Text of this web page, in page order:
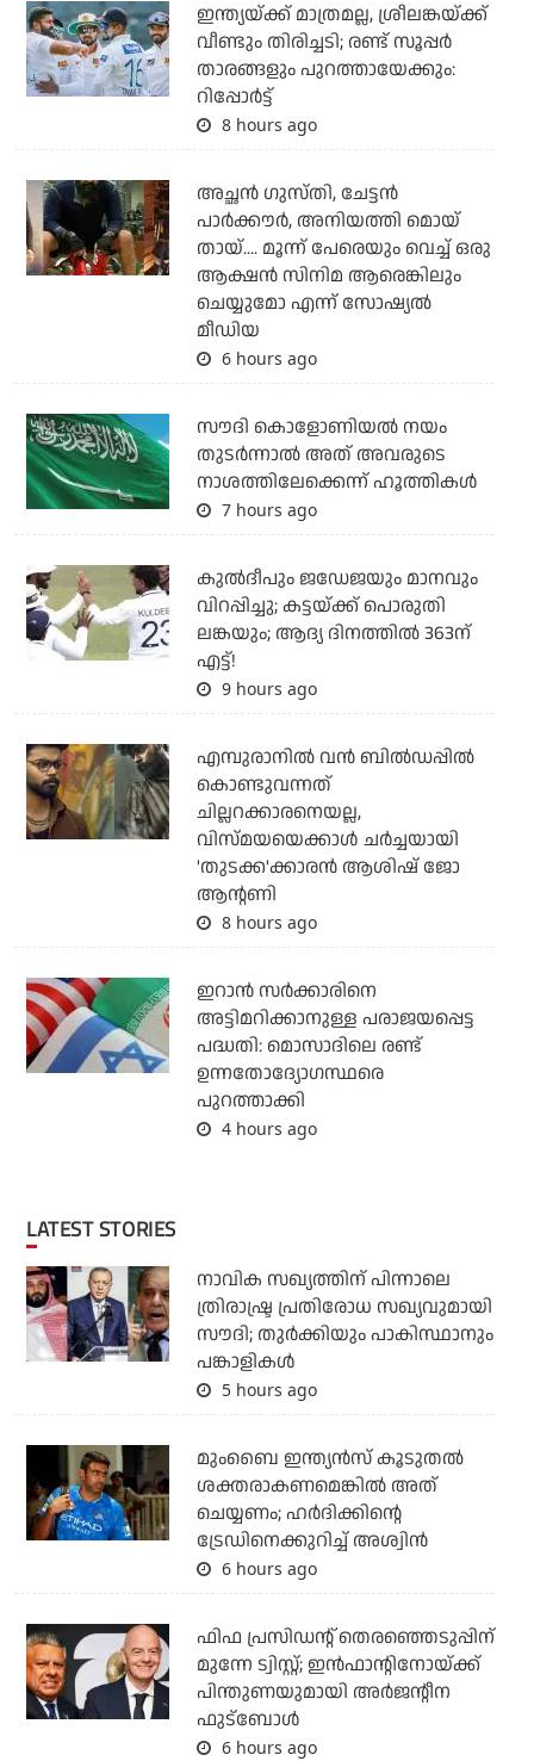
ഇന്ത്യയ്ക്ക് മാത്രമല്ല, ശ്രീലങ്കയ്ക്ക്
വീണ്ടും തിരിച്ചടി; രണ്ട് സൂപ്പര്‍
താരങ്ങളും പുറത്തായേക്കും:
റിപ്പോര്‍ട്ട്
8 hours ago
അച്ഛന്‍ ഗുസ്തി, ചേട്ടന്‍
പാര്‍ക്കൗര്‍, അനിയത്തി മൊയ്
തായ്.... മൂന്ന് പേരെയും വെച്ച് ഒരു
ആക്ഷന്‍ സിനിമ ആരെങ്കിലും
ചെയ്യുമോ എന്ന് സോഷ്യല്‍
മീഡിയ
6 hours ago
സൗദി കൊളോണിയല്‍ നയം
തുടര്‍ന്നാല്‍ അത് അവരുടെ
നാശത്തിലേക്കെന്ന് ഹൂത്തികള്‍
7 hours ago
കുല്‍ദീപും ജഡേജയും മാനവും
വിറപ്പിച്ചു; കട്ടയ്ക്ക് പൊരുതി
ലങ്കയും; ആദ്യ ദിനത്തില്‍ 363ന്
എട്ട്!
9 hours ago
എമ്പുരാനില്‍ വന്‍ ബില്‍ഡപ്പില്‍
കൊണ്ടുവന്നത്
ചില്ലറക്കാരനെയല്ല,
വിസ്മയയെക്കാള്‍ ചര്‍ച്ചയായി
'തുടക്ക'ക്കാരന്‍ ആശിഷ് ജോ
ആന്റണി
8 hours ago
ഇറാന്‍ സര്‍ക്കാരിനെ
അട്ടിമറിക്കാനുള്ള പരാജയപ്പെട്ട
പദ്ധതി: മൊസാദിലെ രണ്ട്
ഉന്നതോദ്യോഗസ്ഥരെ
പുറത്താക്കി
4 hours ago
LATEST STORIES
നാവിക സഖ്യത്തിന് പിന്നാലെ
ത്രിരാഷ്ട്ര പ്രതിരോധ സഖ്യവുമായി
സൗദി; തുര്‍ക്കിയും പാകിസ്ഥാനും
പങ്കാളികള്‍
5 hours ago
മുംബൈ ഇന്ത്യന്‍സ് കൂടുതല്‍
ശക്തരാകണമെങ്കില്‍ അത്
ചെയ്യണം; ഹര്‍ദിക്കിന്റെ
ട്രേഡിനെക്കുറിച്ച് അശ്വിന്‍
6 hours ago
ഫിഫ പ്രസിഡന്റ് തെരഞ്ഞെടുപ്പിന്
മുന്നേ ട്വിസ്റ്റ്; ഇന്‍ഫാന്റിനോയ്ക്ക്
പിന്തുണയുമായി അര്‍ജന്റീന
ഫുട്‌ബോള്‍
6 hours ago